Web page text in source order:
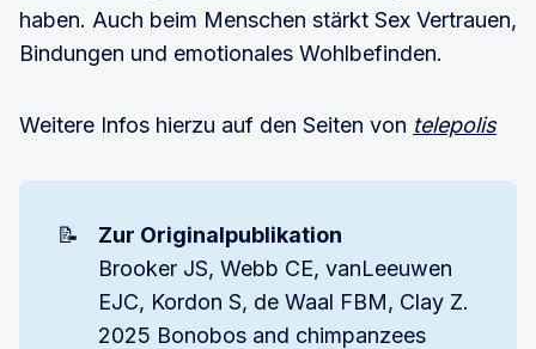
haben. Auch beim Menschen stärkt Sex Vertrauen,
Bindungen und emotionales Wohlbefinden.
Weitere Infos hierzu auf den Seiten von telepolis
📝
Zur Originalpublikation
Brooker JS, Webb CE, vanLeeuwen
EJC, Kordon S, de Waal FBM, Clay Z.
2025 Bonobos and chimpanzees